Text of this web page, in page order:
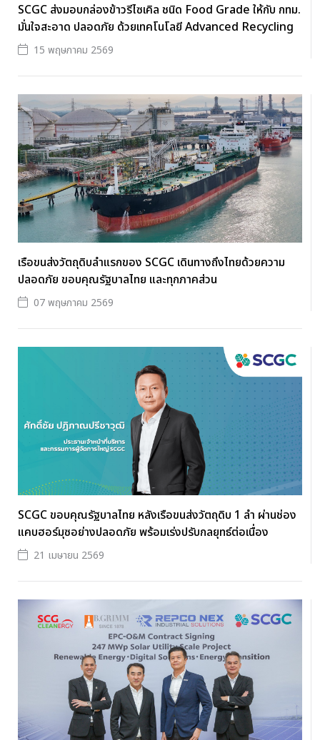
SCGC ส่งมอบกล่องข้าวรีไซเคิล ชนิด Food Grade ให้กับ กทม.
มั่นใจสะอาด ปลอดภัย ด้วยเทคโนโลยี Advanced Recycling
15 พฤษภาคม 2569
เรือขนส่งวัตถุดิบลำแรกของ SCGC เดินทางถึงไทยด้วยความ
ปลอดภัย ขอบคุณรัฐบาลไทย และทุกภาคส่วน
07 พฤษภาคม 2569
SCGC ขอบคุณรัฐบาลไทย หลังเรือขนส่งวัตถุดิบ 1 ลำ ผ่านช่อง
แคบฮอร์มุซอย่างปลอดภัย พร้อมเร่งปรับกลยุทธ์ต่อเนื่อง
21 เมษายน 2569